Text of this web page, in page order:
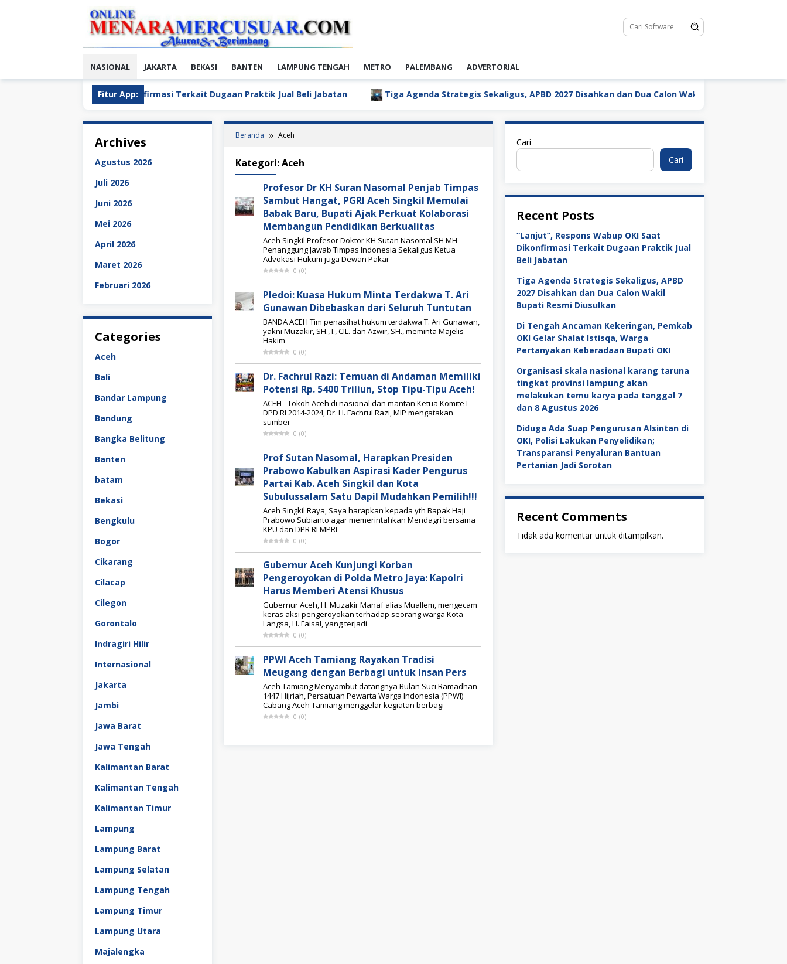
NASIONAL JAKARTA BEKASI BANTEN LAMPUNG TENGAH METRO PALEMBANG ADVERTORIAL
Fitur App:
OKI Saat Dikonfirmasi Terkait Dugaan Praktik Jual Beli Jabatan Tiga Agenda Strategis Sekaligus, APBD 2027 Disahkan dan Dua Calon Wakil Bupati Resmi Diusulkan
Archives
Agustus 2026
Juli 2026
Juni 2026
Mei 2026
April 2026
Maret 2026
Februari 2026
Categories
Aceh
Bali
Bandar Lampung
Bandung
Bangka Belitung
Banten
batam
Bekasi
Bengkulu
Bogor
Cikarang
Cilacap
Cilegon
Gorontalo
Indragiri Hilir
Internasional
Jakarta
Jambi
Jawa Barat
Jawa Tengah
Kalimantan Barat
Kalimantan Tengah
Kalimantan Timur
Lampung
Lampung Barat
Lampung Selatan
Lampung Tengah
Lampung Timur
Lampung Utara
Majalengka
Beranda Aceh
Kategori:Aceh
Profesor Dr KH Suran Nasomal Penjab Timpas
Sambut Hangat, PGRI Aceh Singkil Memulai
Babak Baru, Bupati Ajak Perkuat Kolaborasi
Membangun Pendidikan Berkualitas
Aceh Singkil Profesor Doktor KH Sutan Nasomal SH MH
Penanggung Jawab Timpas Indonesia Sekaligus Ketua
Advokasi Hukum juga Dewan Pakar
0 (0)
Pledoi: Kuasa Hukum Minta Terdakwa T. Ari
Gunawan Dibebaskan dari Seluruh Tuntutan
BANDA ACEH Tim penasihat hukum terdakwa T. Ari Gunawan,
yakni Muzakir, SH., I., CIL. dan Azwir, SH., meminta Majelis
Hakim
0 (0)
Dr. Fachrul Razi: Temuan di Andaman Memiliki
Potensi Rp. 5400 Triliun, Stop Tipu-Tipu Aceh!
ACEH –Tokoh Aceh di nasional dan mantan Ketua Komite I
DPD RI 2014-2024, Dr. H. Fachrul Razi, MIP mengatakan
sumber
0 (0)
Prof Sutan Nasomal, Harapkan Presiden
Prabowo Kabulkan Aspirasi Kader Pengurus
Partai Kab. Aceh Singkil dan Kota
Subulussalam Satu Dapil Mudahkan Pemilih!!!
Aceh Singkil Raya, Saya harapkan kepada yth Bapak Haji
Prabowo Subianto agar memerintahkan Mendagri bersama
KPU dan DPR RI MPRI
0 (0)
Gubernur Aceh Kunjungi Korban
Pengeroyokan di Polda Metro Jaya: Kapolri
Harus Memberi Atensi Khusus
Gubernur Aceh, H. Muzakir Manaf alias Muallem, mengecam
keras aksi pengeroyokan terhadap seorang warga Kota
Langsa, H. Faisal, yang terjadi
0 (0)
PPWI Aceh Tamiang Rayakan Tradisi
Meugang dengan Berbagi untuk Insan Pers
Aceh Tamiang Menyambut datangnya Bulan Suci Ramadhan
1447 Hijriah, Persatuan Pewarta Warga Indonesia (PPWI)
Cabang Aceh Tamiang menggelar kegiatan berbagi
0 (0)
Cari
Cari
Recent Posts
“Lanjut”, Respons Wabup OKI Saat
Dikonfirmasi Terkait Dugaan Praktik Jual
Beli Jabatan
Tiga Agenda Strategis Sekaligus, APBD
2027 Disahkan dan Dua Calon Wakil
Bupati Resmi Diusulkan
Di Tengah Ancaman Kekeringan, Pemkab
OKI Gelar Shalat Istisqa, Warga
Pertanyakan Keberadaan Bupati OKI
Organisasi skala nasional karang taruna
tingkat provinsi lampung akan
melakukan temu karya pada tanggal 7
dan 8 Agustus 2026
Diduga Ada Suap Pengurusan Alsintan di
OKI, Polisi Lakukan Penyelidikan;
Transparansi Penyaluran Bantuan
Pertanian Jadi Sorotan
Recent Comments
Tidak ada komentar untuk ditampilkan.